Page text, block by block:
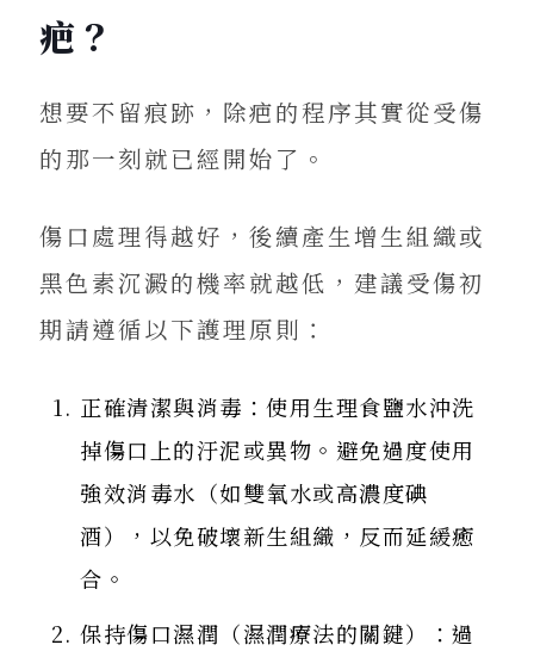
疤？
想要不留痕跡，除疤的程序其實從受傷
的那一刻就已經開始了。
傷口處理得越好，後續產生增生組織或
黑色素沉澱的機率就越低，建議受傷初
期請遵循以下護理原則：
正確清潔與消毒：使用生理食鹽水沖洗
掉傷口上的汙泥或異物。避免過度使用
強效消毒水（如雙氧水或高濃度碘
酒），以免破壞新生組織，反而延緩癒
合。
保持傷口濕潤（濕潤療法的關鍵）：過